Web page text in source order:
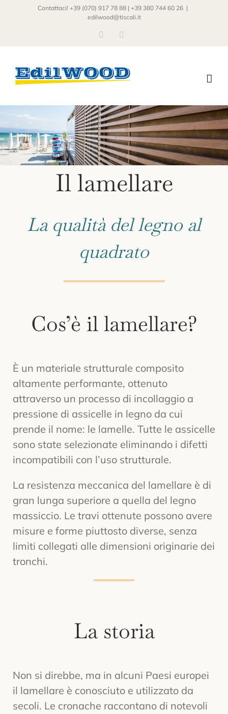
Contattaci! +39 (070) 917 78 88 | +39 380 744 60 26 |
edilwood@tiscali.it
Facebook
Il lamellare
La qualità del legno al
quadrato
Cos’è il lamellare?
È un materiale strutturale composito
altamente performante, ottenuto
attraverso un processo di incollaggio a
pressione di assicelle in legno da cui
prende il nome: le lamelle. Tutte le assicelle
sono state selezionate eliminando i difetti
incompatibili con l’uso strutturale.
La resistenza meccanica del lamellare è di
gran lunga superiore a quella del legno
massiccio. Le travi ottenute possono avere
misure e forme piuttosto diverse, senza
limiti collegati alle dimensioni originarie dei
tronchi.
La storia
Non si direbbe, ma in alcuni Paesi europei
il lamellare è conosciuto e utilizzato da
secoli. Le cronache raccontano di notevoli